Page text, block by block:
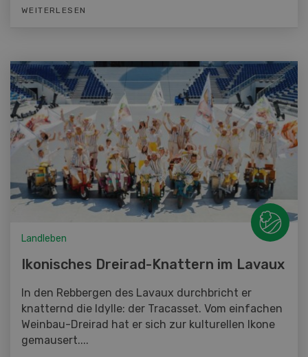
WEITERLESEN
Landleben
Ikonisches Dreirad-Knattern im Lavaux
In den Rebbergen des Lavaux durchbricht er
knatternd die Idylle: der Tracasset. Vom einfachen
Weinbau-Dreirad hat er sich zur kulturellen Ikone
gemausert....